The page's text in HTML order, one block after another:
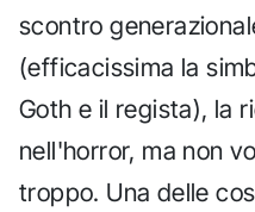
scontro
(efficacissima la
Goth e il regista), la
nell'horror, ma non
troppo. Una delle